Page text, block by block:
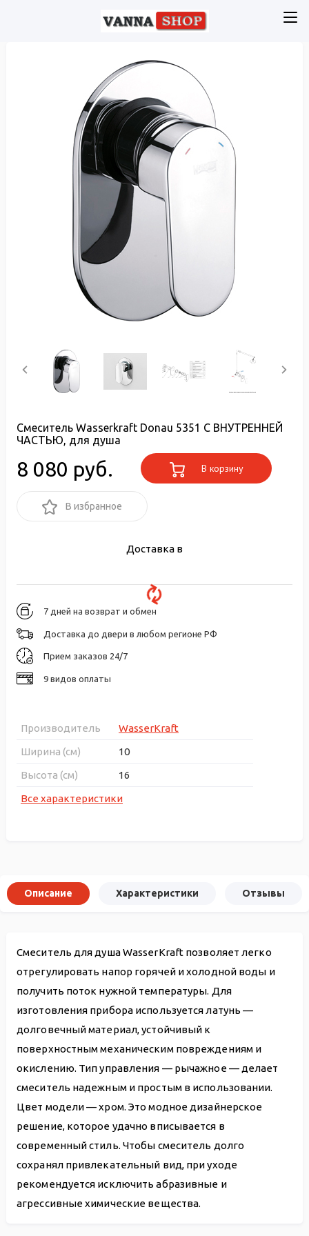
Смеситель Wasserkraft Donau 5351 С ВНУТРЕННЕЙ
ЧАСТЬЮ, для душа
8 080 руб. В корзину
В избранное
Доставка в
7 дней на возврат и обмен
Доставка до двери в любом регионе РФ
Прием заказов 24/7
9 видов оплаты
Производитель
WasserKraft
Ширина (см)
10
Высота (см)
16
Все характеристики
Описание Характеристики Отзывы
Смеситель для душа WasserKraft позволяет легко
отрегулировать напор горячей и холодной воды и
получить поток нужной температуры. Для
изготовления прибора используется латунь —
долговечный материал, устойчивый к
поверхностным механическим повреждениям и
окислению. Тип управления — рычажное — делает
смеситель надежным и простым в использовании.
Цвет модели — хром. Это модное дизайнерское
решение, которое удачно вписывается в
современный стиль. Чтобы смеситель долго
сохранял привлекательный вид, при уходе
рекомендуется исключить абразивные и
агрессивные химические вещества.